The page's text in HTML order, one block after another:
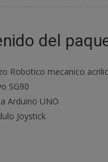
del
Robotico mecanico
SG90
Arduino UNO
Joystick